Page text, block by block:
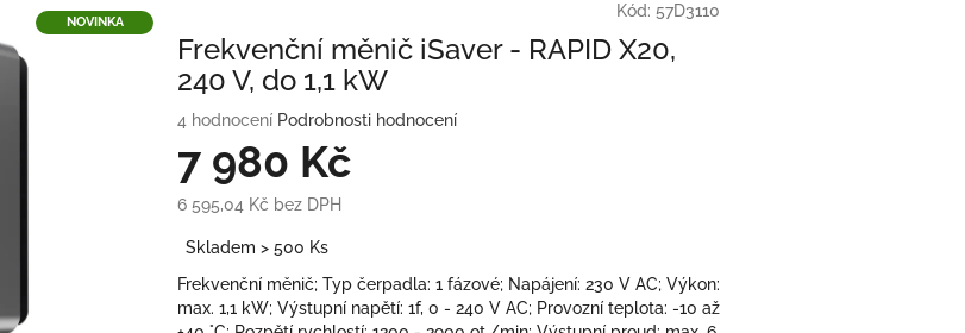
NOVINKA
Kód: 57D3110
Frekvenční měnič iSaver - RAPID X20,
240 V, do 1,1 kW
Průměrné
hodnocení
produktu
5,0
hvězdiček.
4 hodnocení Podrobnosti hodnocení
7 980 Kč
6 595,04 Kč bez DPH
cena:
Skladem > 500 Ks
Frekvenční měnič; Typ čerpadla: 1 fázové; Napájení: 230 V AC; Výkon:
max. 1,1 kW; Výstupní napětí: 1f, 0 - 240 V AC; Provozní teplota: -10 až